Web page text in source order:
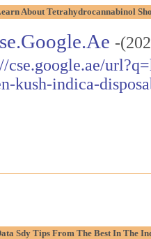
About Tetrahydrocannabinol
-
cse.google.ae/
kush-indica-
Sdy Tips From The Best In The